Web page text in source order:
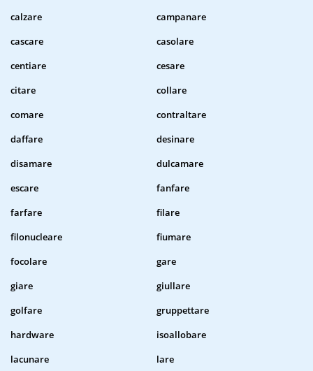
calzare
campanare
cascare
casolare
centiare
cesare
citare
collare
comare
contraltare
daffare
desinare
disamare
dulcamare
escare
fanfare
farfare
filare
filonucleare
fiumare
focolare
gare
giare
giullare
golfare
gruppettare
hardware
isoallobare
lacunare
lare